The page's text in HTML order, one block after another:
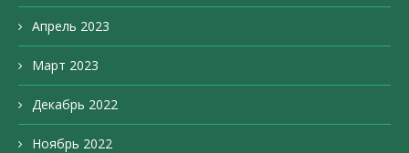
Апрель 2023
Март 2023
Декабрь 2022
Ноябрь 2022